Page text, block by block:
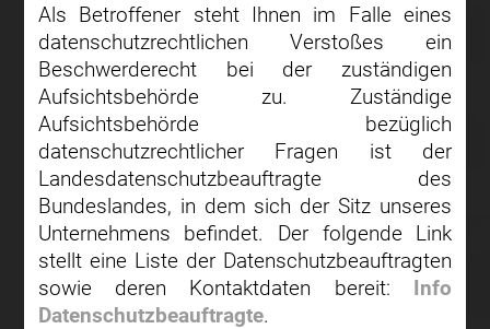
Als Betroffener steht Ihnen im Falle eines
datenschutzrechtlichen Verstoßes ein
Beschwerderecht bei der zuständigen
Aufsichtsbehörde zu. Zuständige
Aufsichtsbehörde bezüglich
datenschutzrechtlicher Fragen ist der
Landesdatenschutzbeauftragte des
Bundeslandes, in dem sich der Sitz unseres
Unternehmens befindet. Der folgende Link
stellt eine Liste der Datenschutzbeauftragten
sowie deren Kontaktdaten bereit: Info
Datenschutzbeauftragte.